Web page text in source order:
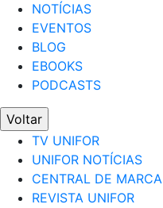
NOTÍCIAS
EVENTOS
BLOG
EBOOKS
PODCASTS
Voltar
TV UNIFOR
UNIFOR NOTÍCIAS
CENTRAL DE MARCA
REVISTA UNIFOR